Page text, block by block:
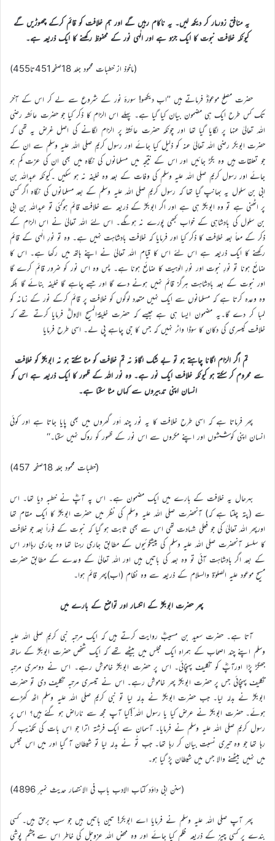
یہ منافق زورمار کر دیکھ لیں۔ یہ ناکام رہیں گے اور ہم خلافت کو قائم کرکے چھوڑیں گے
کیونکہ خلافت نبوت کا ایک جزو ہے اور الٰہی نور کے محفوظ رکھنے کا ایک ذریعہ ہے۔
(ماخوذ از خطبات محمود جلد 18صفحہ451تا455)
حضرت مصلح موعودؓ فرماتے ہیں ’’اب دیکھو! سورۂ نور کے شروع سے لے کر اس کے آخر
تک کس طرح ایک ہی مضمون بیان کیا گیا ہے۔ پہلے اس الزام کا ذکر کیا جو حضرت عائشہ رضی
اللہ تعالیٰ عنہا پر لگایا گیا تھا اور چونکہ حضرت عائشہؓ پر الزام لگانے کی اصل غرض یہ تھی کہ
حضرت ابوبکر رضی اللہ تعالیٰ عنہ کو ذلیل کیا جائے اور رسول کریم صلی اللہ علیہ وسلم سے ان کے
جو تعلقات ہیں وہ بگڑ جائیں اور اس کے نتیجہ میں مسلمانوں کی نگاہ میں بھی ان کی عزت کم ہو
جائے اور رسول کریم صلی اللہ علیہ وسلم کی وفات کے بعد وہ خلیفہ نہ ہو سکیں ۔کیونکہ عبداللہ بن
ابی بن سلول یہ بھانپ گیا تھا کہ رسول کریم صلی اللہ علیہ وسلم کے بعد مسلمانوں کی نگاہ اگر کسی
پر اٹھنی ہے تو وہ ابوبکرؓ ہی ہے اور اگر ابوبکرؓ کے ذریعہ سے خلافت قائم ہوگئی تو عبداللہ بن ابی
بن سلول کی بادشاہی کے خواب کبھی پورے نہ ہوںگے۔ اس لئے اللہ تعالیٰ نے اس الزام کے
ذکر کے معاً بعد خلافت کا ذکر کیا اور فرمایا کہ خلافت بادشاہت نہیں ہے۔ وہ تو نورِ الٰہی کے قائم
رکھنے کا ایک ذریعہ ہے اس لئے اس کا قیام اللہ تعالیٰ نے اپنے ہاتھ میں رکھا ہے۔ اس کا
ضائع ہونا تو نورِ نبوت اور نورِ الوہیت کا ضائع ہونا ہے۔ پس وہ اس نور کو ضرور قائم کرے گا
اور نبوت کے بعد بادشاہت ہرگز قائم نہیں ہونے دے گا اور جسے چاہے گا خلیفہ بنائے گا بلکہ
وہ وعدہ کرتا ہے کہ مسلمانوں سے ایک نہیں متعدد لوگوں کو خلافت پر قائم کرکے نور کے زمانہ کو
لمبا کر دے گا۔یہ مضمون ایسا ہی ہے جیسے کہ حضرت خلیفۃالمسیح الاولؓ فرمایا کرتے تھے کہ
خلافت کیسری کی دکان کا سوڈا واٹر نہیں کہ جس کا جی چاہے پی لے۔ اسی طرح فرمایا
تم اگر الزام لگانا چاہتے ہو تو بے شک لگاؤ نہ تم خلافت کو مٹا سکتے ہو نہ ابوبکرؓ کو خلافت
سے محروم کر سکتے ہو کیونکہ خلافت ایک نور ہے۔ وہ نور اللہ کے ظہور کا ایک ذریعہ ہے اس کو
انسان اپنی تدبیروں سے کہاں مٹا سکتا ہے۔
پھر فرماتا ہے کہ اسی طرح خلافت کا یہ نور چند اَور گھروں میں بھی پایا جاتا ہے اور کوئی
انسان اپنی کوششوں اور اپنے مکروں سے اس نور کے ظہور کو روک نہیں سکتا۔‘‘
(خطبات محمود جلد 18صفحہ 457)
بہرحال یہ خلافت کے بارے میں ایک مضمون ہے۔ اس پہ آپؓ نے خطبہ دیا تھا۔ اس
سے (پتہ چلتا ہے کہ) آنحضرت صلی اللہ علیہ وسلم کی نظر میں حضرت ابوبکرؓ کا ایک مقام تھا
اورپھر اللہ تعالیٰ کی جو فعلی شہادت تھی اس سے بھی ثابت ہو گیا کہ نبوت کے فوراً بعد جو خلافت
کا سلسلہ آنحضرت صلی اللہ علیہ وسلم کی پیشگوئیوں کے مطابق جاری رہنا تھا وہ جاری رہااور اس
کے بعد اگر بادشاہت آئی تو وہ بعد کی باتیں ہیں اور اللہ تعالیٰ کے وعدے کے مطابق حضرت
مسیح موعود علیہ الصلوٰة والسلام کے ذریعہ سے وہ نظام (اب)پھر قائم ہوا۔
پھر حضرت ابوبکرؓ کے انکسار اور تواضع کے بارے میں
آتا ہے۔ حضرت سعید بن مسیبؓ روایت کرتے ہیں کہ ایک مرتبہ نبی کریم صلی اللہ علیہ
وسلم اپنے چند اصحاب کے ہمراہ ایک مجلس میں بیٹھے تھے کہ ایک شخص حضرت ابوبکرؓ کے ساتھ
جھگڑ پڑا اورآپؓ کو تکلیف پہنچائی۔ اس پر حضرت ابوبکرؓ خاموش رہے۔ اس نے دوسری مرتبہ
تکلیف پہنچائی جس پر حضرت ابوبکرؓ پھر خاموش رہے۔ اس نے تیسری مرتبہ تکلیف دی تو حضرت
ابوبکرؓ نے بدلہ لیا۔ جب حضرت ابوبکرؓ نے بدلہ لیا تو نبی کریم صلی اللہ علیہ وسلم اٹھ کھڑے
ہوئے۔ حضرت ابوبکرؓ نے عرض کیا یا رسول اللہ ؐ!کیا آپ مجھ سے ناراض ہو گئے ہیں؟ اس پر
رسول کریم صلی اللہ علیہ وسلم نے فرمایا۔ آسمان سے ایک فرشتہ اترا جو اس بات کی تکذیب کر
رہا تھا جو وہ تیری نسبت بیان کر رہا تھا۔ جب تُو نے بدلہ لیا تو شیطان آ گیا اور میں اس مجلس
میں نہیں بیٹھنے والا جس میں شیطان پڑ گیا ہو۔
(سنن ابی داؤد کتاب الادب باب فی الانتصار حدیث نمبر 4896)
پھر آپ صلی اللہ علیہ وسلم نے فرمایا اے ابوبکر! تین باتیں ہیں جو سب برحق ہیں۔ کسی
بندے پر کسی چیز کے ذریعہ ظلم کیا جائے اور وہ محض اللہ عزوجل کی خاطر اس سے چشم پوشی